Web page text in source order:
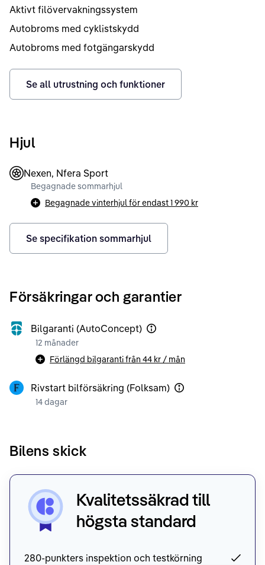
Aktivt filövervakningssystem
Autobroms med cyklistskydd
Autobroms med fotgängarskydd
Se all utrustning och funktioner
Hjul
Nexen, Nfera Sport
Begagnade sommarhjul
Begagnade vinterhjul för endast1 990 kr
Se specifikation sommarhjul
Försäkringar och garantier
Bilgaranti (AutoConcept)
12 månader
Förlängd bilgaranti från 44 kr / mån
Rivstart bilförsäkring (Folksam)
14 dagar
Bilens skick
Kvalitetssäkrad till
högsta standard
280-punkters inspektion och testkörning